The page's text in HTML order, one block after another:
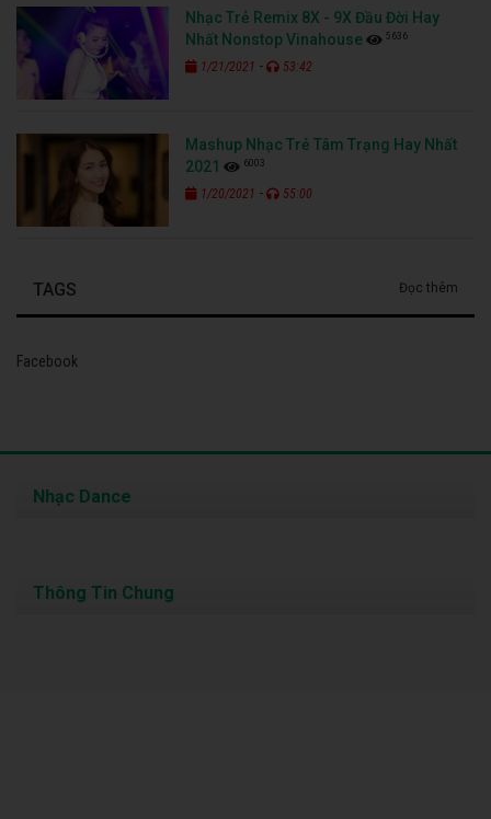
Nhạc Trẻ Remix 8X - 9X Đầu Đời Hay
Nhất Nonstop Vinahouse
5636
1/21/2021 - 53:42
Mashup Nhạc Trẻ Tâm Trạng Hay Nhất
2021
6003
1/20/2021 - 55:00
TAGS Đọc thêm
Facebook
Nhạc Dance
Thông Tin Chung